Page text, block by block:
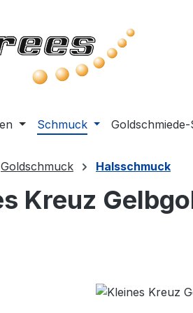
springen
Schmuck
Goldschmuck Halsschmuck
Kreuz